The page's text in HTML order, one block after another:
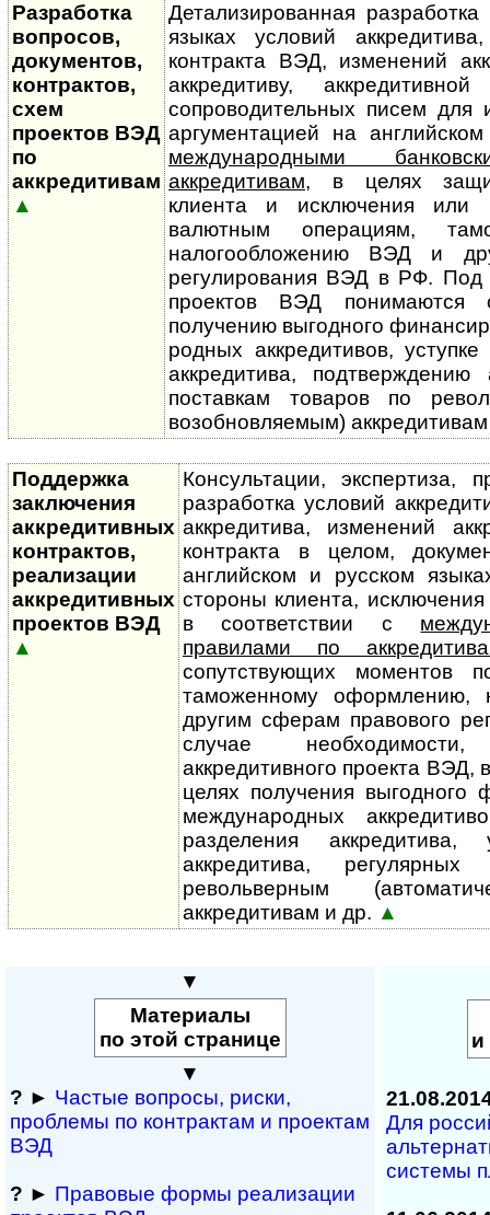
Разработка
вопросов,
документов,
контрактов,
схем
проектов ВЭД
по
аккредитивам
▲
Детализированная
языках условий
контракта ВЭД, изменений
аккредитиву,
сопроводительных писем для
аргументацией на
международными
аккредитивам, в целях
клиента и исключения или
валютным операциям,
налого­обло­жению ВЭД и
регулирования ВЭД в РФ. Под
проектов ВЭД
получению выгодного
род­ных аккредитивов,
аккредитива, подтверждению
поставкам товаров по
возобновляемым)
Поддержка
заключения
аккредитивных
контрактов,
реализации
аккредитивных
проектов ВЭД
▲
Консультации, экспертиза,
разработка условий
аккредитива, изменений
контракта в целом,
английском и русском
стороны клиента,
в соответствии с
правилами по
сопутствующих моментов
тамо­жен­ному оформлению,
другим сферам правового
случае
аккредитивного проекта ВЭД,
целях получения выгодного
между­на­род­ных
разделения аккредитива,
аккредитива,
револьверным
аккредитивам и др. ▲
▼
Материалы
по этой странице
▼
? ► Частые вопросы, рис­ки,
проблемы по конт­рактам и проектам
ВЭД
? ► Правовые формы реализации
и
Для
системы